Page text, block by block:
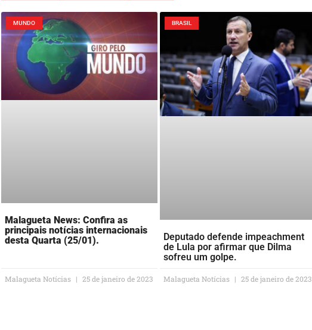
MUNDO
Malagueta News: Confira as
principais notícias internacionais
desta Quarta (25/01).
Malagueta Notícias 25 de janeiro de 2023
BRASIL
Deputado defende impeachment
de Lula por afirmar que Dilma
sofreu um golpe.
Malagueta Notícias 25 de janeiro de 2023